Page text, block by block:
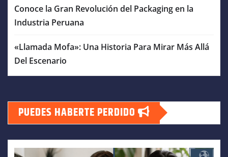
Conoce la Gran Revolución del Packaging en la
Industria Peruana
«Llamada Mofa»: Una Historia Para Mirar Más Allá
Del Escenario
PUEDES HABERTE PERDIDO